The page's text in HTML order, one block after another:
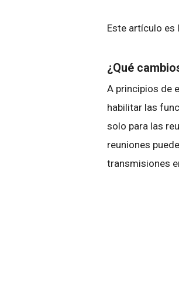
Este artículo es
¿Qué
A principios de
habilitar las
solo para las
reuniones
transmisiones